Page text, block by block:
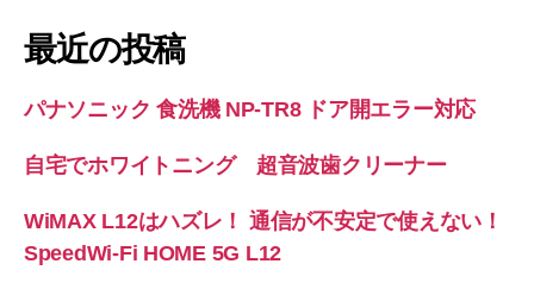
最近の投稿
パナソニック 食洗機 NP-TR8 ドア開エラー対応
自宅でホワイトニング 超音波歯クリーナー
WiMAX L12はハズレ！ 通信が不安定で使えない！
SpeedWi-Fi HOME 5G L12